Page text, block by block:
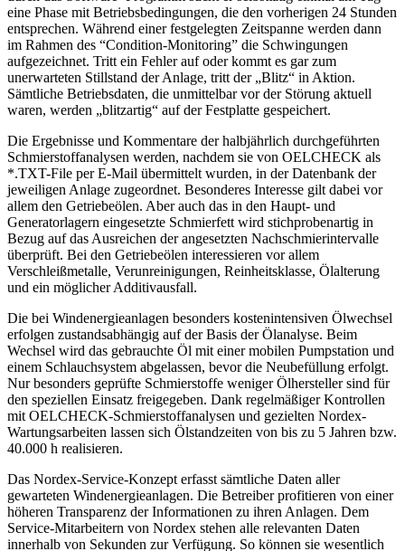
eine Phase mit Betriebsbedingungen, die den vorherigen 24 Stunden
entsprechen. Während einer festgelegten Zeitspanne werden dann
im Rahmen des “Condition-Monitoring” die Schwingungen
aufgezeichnet. Tritt ein Fehler auf oder kommt es gar zum
unerwarteten Stillstand der Anlage, tritt der „Blitz“ in Aktion.
Sämtliche Betriebsdaten, die unmittelbar vor der Störung aktuell
waren, werden „blitzartig“ auf der Festplatte gespeichert.
Die Ergebnisse und Kommentare der halbjährlich durchgeführten
Schmierstoffanalysen werden, nachdem sie von OELCHECK als
*.TXT-File per E-Mail übermittelt wurden, in der Datenbank der
jeweiligen Anlage zugeordnet. Besonderes Interesse gilt dabei vor
allem den Getriebeölen. Aber auch das in den Haupt- und
Generatorlagern eingesetzte Schmierfett wird stichprobenartig in
Bezug auf das Ausreichen der angesetzten Nachschmierintervalle
überprüft. Bei den Getriebeölen interessieren vor allem
Verschleißmetalle, Verunreinigungen, Reinheitsklasse, Ölalterung
und ein möglicher Additivausfall.
Die bei Windenergieanlagen besonders kostenintensiven Ölwechsel
erfolgen zustandsabhängig auf der Basis der Ölanalyse. Beim
Wechsel wird das gebrauchte Öl mit einer mobilen Pumpstation und
einem Schlauchsystem abgelassen, bevor die Neubefüllung erfolgt.
Nur besonders geprüfte Schmierstoffe weniger Ölhersteller sind für
den speziellen Einsatz freigegeben. Dank regelmäßiger Kontrollen
mit OELCHECK-Schmierstoffanalysen und gezielten Nordex-
Wartungsarbeiten lassen sich Ölstandzeiten von bis zu 5 Jahren bzw.
40.000 h realisieren.
Das Nordex-Service-Konzept erfasst sämtliche Daten aller
gewarteten Windenergieanlagen. Die Betreiber profitieren von einer
höheren Transparenz der Informationen zu ihren Anlagen. Dem
Service-Mitarbeitern von Nordex stehen alle relevanten Daten
innerhalb von Sekunden zur Verfügung. So können sie wesentlich